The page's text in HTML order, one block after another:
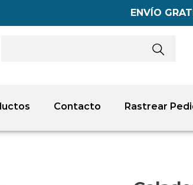
ENVÍO
Contacto Rastrear